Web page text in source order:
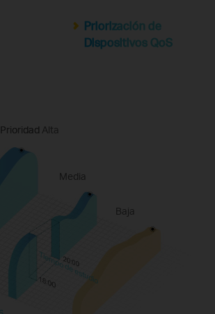
Priorización de
Dispositivos QoS
Prioridad Alta
Prioridad
Media
Baja
Tiempo de estudio